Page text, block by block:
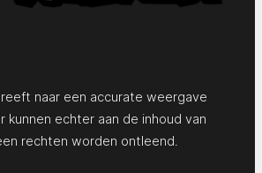
naar een accurate weergave
kunnen echter aan de inhoud van
rechten worden ontleend.